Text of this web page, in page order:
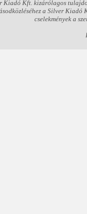
Kiadó Kft. kizárólagos
a Silver
cselekmények a